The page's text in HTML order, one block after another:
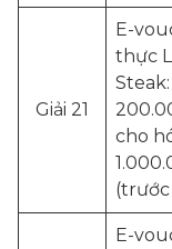
Giải 21
E-
thực
cho
(trước
E-